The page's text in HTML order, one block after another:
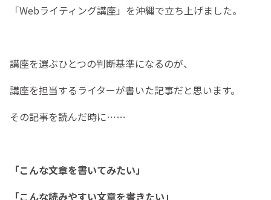
「Webライティング講座」を沖縄で立ち上げました。
講座を選ぶひとつの判断基準になるのが、
講座を担当するライターが書いた記事だと思います。
その記事を読んだ時に……
「こんな文章を書いてみたい」
「こんな読みやすい文章を書きたい」